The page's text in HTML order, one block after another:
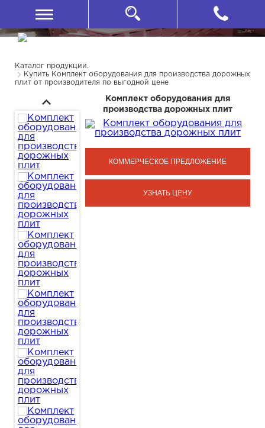
Каталог продукции.
Купить Комплект оборудования для производства дорожных
плит от производителя по выгодной цене
Комплект оборудования для
производства дорожных плит
КОММЕРЧЕСКОЕ ПРЕДЛОЖЕНИЕ
УЗНАТЬ ЦЕНУ